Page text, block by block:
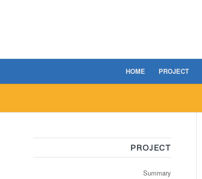
HOME PROJECT
PROJECT
Summary